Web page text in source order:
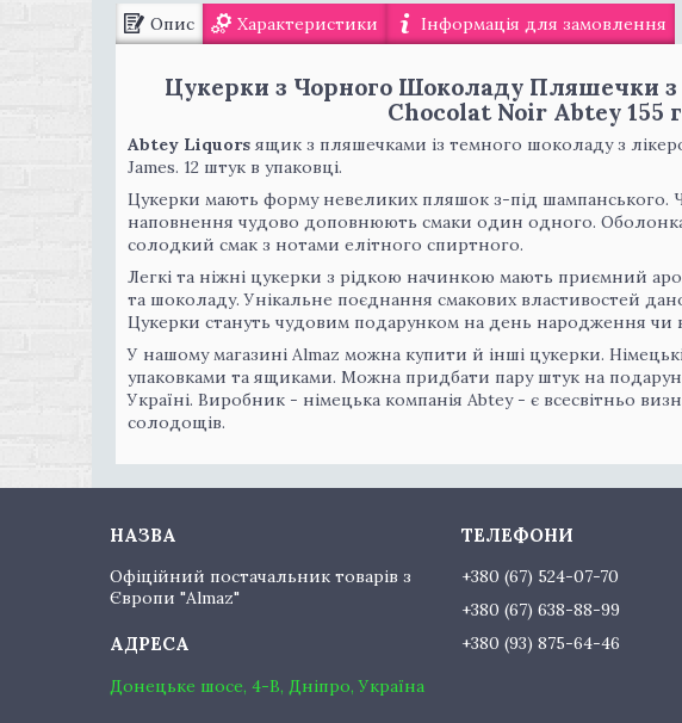
Опис Характеристики Інформація для замовлення
Цукерки з Чорного Шоколаду Пляшечки
Chocolat Noir Abtey 155
Abtey Liquors ящик з пляшечками із темного шоколаду з
James. 12 штук в упаковці.
Цукерки мають форму невеликих пляшок з-під шампанського.
наповнення чудово доповнюють смаки один одного. Оболонка
солодкий смак з нотами елітного спиртного.
Легкі та ніжні цукерки з рідкою начинкою мають приємний
та шоколаду. Унікальне поєднання смакових властивостей
Цукерки стануть чудовим подарунком на день народження чи
У нашому магазині Almaz можна купити й інші цукерки.
упаковками та ящиками. Можна придбати пару штук на
Україні. Виробник - німецька компанія Abtey - є всесвітньо
солодощів.
Офіційний постачальник товарів з
Європи "Almaz"
Донецьке шосе, 4-В, Дніпро, Україна
+380 (67) 524-07-70
+380 (67) 638-88-99
+380 (93) 875-64-46